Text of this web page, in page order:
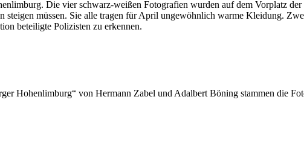
Die vier schwarz-weißen Fotografien wurden auf dem Vorplatz der
steigen müssen. Sie alle tragen für April ungewöhnlich warme Kleidung.
beteiligte Polizisten zu erkennen.
Hohenlimburg“ von Hermann Zabel und Adalbert Böning stammen die